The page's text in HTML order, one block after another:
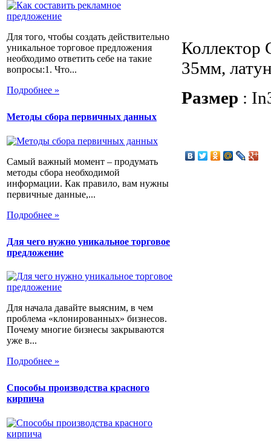
Для того, чтобы создать действительно
уникальное торговое предложения
необходимо ответить себе на такие
вопросы:1. Что...
Подробнее »
Методы сбора первичных данных
Самый важный момент – продумать
методы сбора необходимой
информации. Как правило, вам нужны
первичные данные,...
Подробнее »
Для чего нужно уникальное торговое
предложение
Для начала давайте выясним, в чем
проблема «клонированных» бизнесов.
Почему многие бизнесы закрываются
уже в...
Подробнее »
Способы производства красного
кирпича
Коллектор
35мм,
Размер :